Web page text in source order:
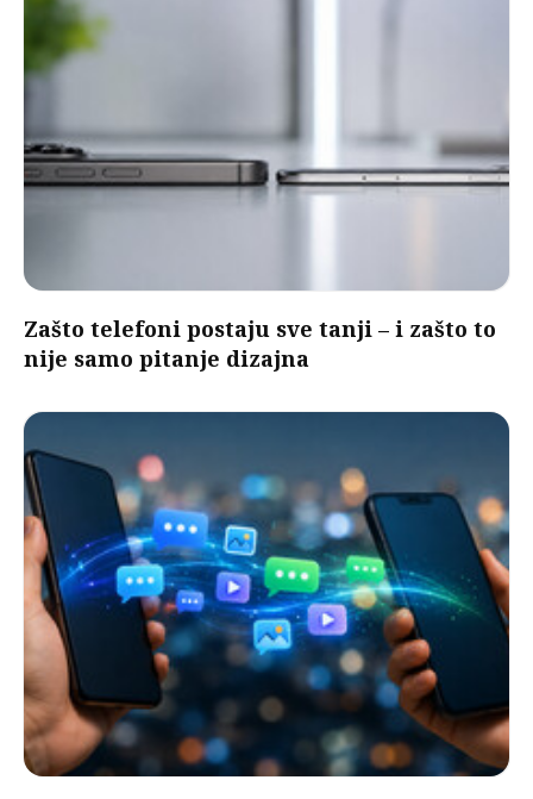
Zašto telefoni postaju sve tanji – i zašto to
nije samo pitanje dizajna